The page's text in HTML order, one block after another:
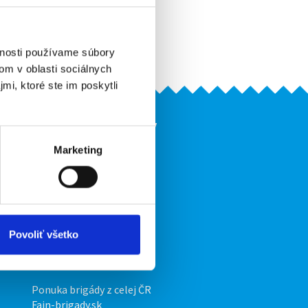
používame súbory
v oblasti sociálnych
ktoré ste im poskytli
Marketing
Povoliť všetko
Pridať do obľúbených
Naše ďalšie projekty
mobilná aplikácia
Fajn Brigády
INwork.cz
Fajn práce
Ponuka brigády z celej ČR
Fajn-brigady.sk